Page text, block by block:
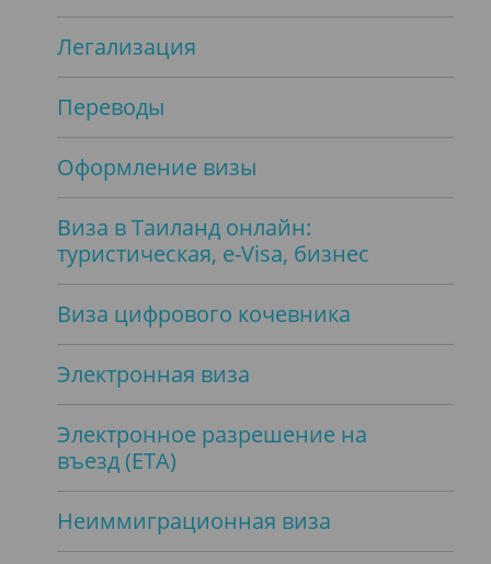
Легализация
Переводы
Оформление визы
Виза в Таиланд онлайн:
туристическая, e-Visa, бизнес
Виза цифрового кочевника
Электронная виза
Электронное разрешение на
въезд (ETA)
Неиммиграционная виза